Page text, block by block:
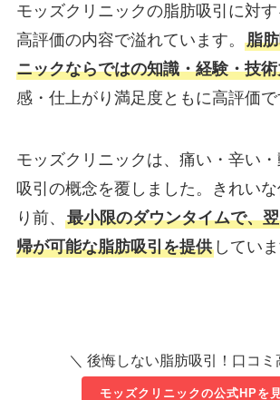
モッズクリニックの脂肪吸引に対す
高評価の内容で溢れています。 脂
ニックならではの知識・経験・技
感・仕上がり満足度ともに高評価で
モッズクリニックは、痛い・辛い
吸引の概念を覆しました。きれい
り前、 最小限のダウンタイムで、
帰が可能な脂肪吸引を提供していま
＼ 後悔しない脂肪吸引！口コミ
モッズクリニックの公式HPを